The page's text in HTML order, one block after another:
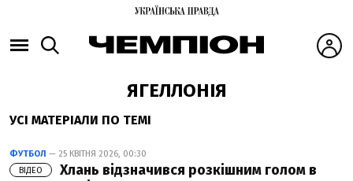
ЯГЕЛЛОНІЯ
УСІ МАТЕРІАЛИ ПО ТЕМІ
ФУТБОЛ — 25 КВІТНЯ 2026, 00:30
ВІДЕО
Хлань відзначився розкішним голом в